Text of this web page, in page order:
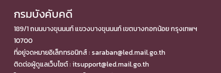
กรมบังคับคดี
189/1 ถนนบางขุนนนท์ แขวงบางขุนนนท์ เขตบางกอกน้อย กรุงเทพฯ
10700
ที่อยู่จดหมายอิเล็กทรอนิกส์ : saraban@led.mail.go.th
ติดต่อผู้ดูแลเว็บไซต์ : itsupport@led.mail.go.th